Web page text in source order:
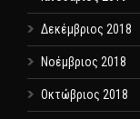
Δεκέμβριος 2018
Νοέμβριος 2018
Οκτώβριος 2018